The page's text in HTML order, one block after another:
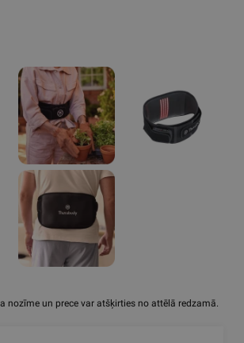
nozīme un prece var atšķirties no attēlā redzamā.